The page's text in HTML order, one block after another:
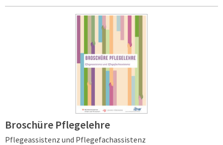
Broschüre Pflegelehre
Pflegeassistenz und Pflegefachassistenz